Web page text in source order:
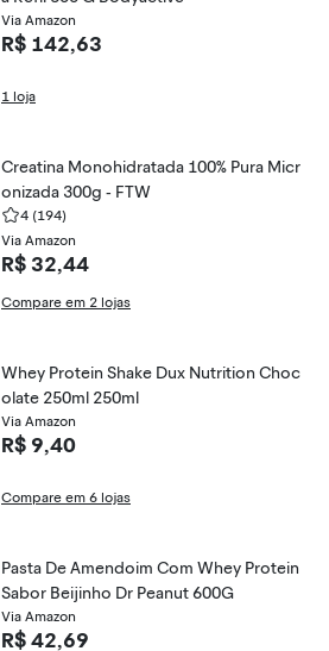
Via Amazon
R$ 142,63
1 loja
Creatina Monohidratada 100% Pura Micr
onizada 300g - FTW
4 (194)
Via Amazon
R$ 32,44
Compare em 2 lojas
Whey Protein Shake Dux Nutrition Choc
olate 250ml 250ml
Via Amazon
R$ 9,40
Compare em 6 lojas
Pasta De Amendoim Com Whey Protein
Sabor Beijinho Dr Peanut 600G
Via Amazon
R$ 42,69